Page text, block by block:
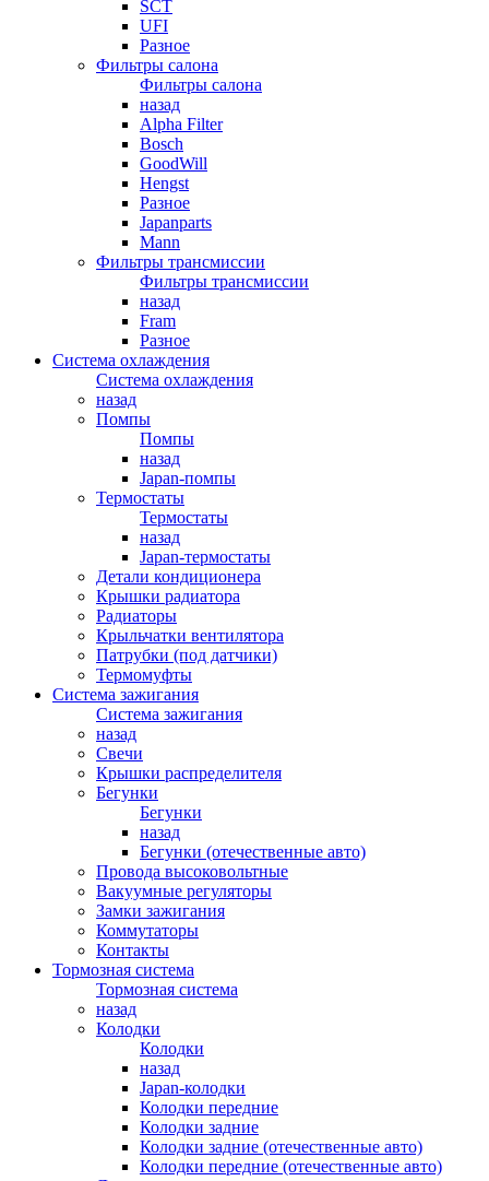
SCT
UFI
Разное
Фильтры салона
Фильтры салона
назад
Alpha Filter
Bosch
GoodWill
Hengst
Разное
Japanparts
Mann
Фильтры трансмиссии
Фильтры трансмиссии
назад
Fram
Разное
Система охлаждения
Система охлаждения
назад
Помпы
Помпы
назад
Japan-помпы
Термостаты
Термостаты
назад
Japan-термостаты
Детали кондиционера
Крышки радиатора
Радиаторы
Крыльчатки вентилятора
Патрубки (под датчики)
Термомуфты
Система зажигания
Система зажигания
назад
Свечи
Крышки распределителя
Бегунки
Бегунки
назад
Бегунки (отечественные авто)
Провода высоковольтные
Вакуумные регуляторы
Замки зажигания
Коммутаторы
Контакты
Тормозная система
Тормозная система
назад
Колодки
Колодки
назад
Japan-колодки
Колодки передние
Колодки задние
Колодки задние (отечественные авто)
Колодки передние (отечественные авто)